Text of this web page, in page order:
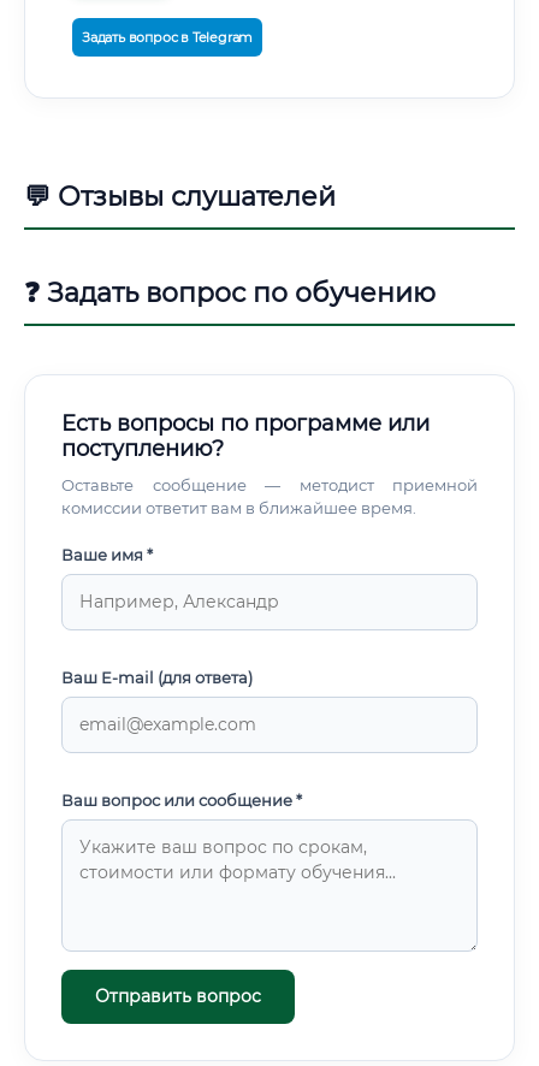
Задать вопрос в Telegram
💬 Отзывы слушателей
❓ Задать вопрос по обучению
Есть вопросы по программе или
поступлению?
Оставьте сообщение — методист приемной
комиссии ответит вам в ближайшее время.
Ваше имя *
Ваш E-mail (для ответа)
Ваш вопрос или сообщение *
Отправить вопрос